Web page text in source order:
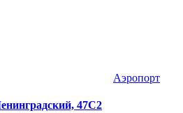
Аэропорт
47С2